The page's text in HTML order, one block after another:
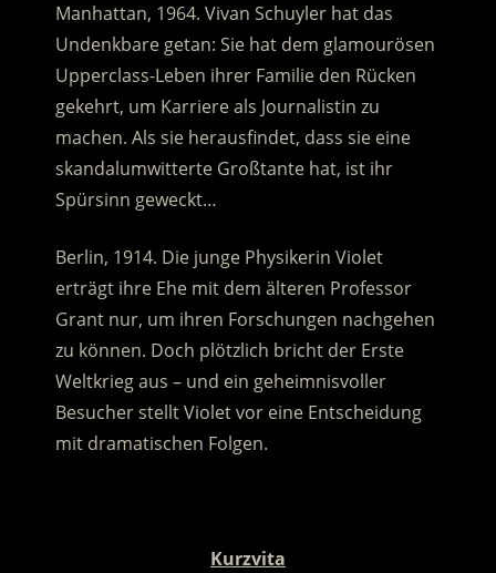
Manhattan, 1964. Vivan Schuyler hat das
Undenkbare getan: Sie hat dem glamourösen
Upperclass-Leben ihrer Familie den Rücken
gekehrt, um Karriere als Journalistin zu
machen. Als sie herausfindet, dass sie eine
skandalumwitterte Großtante hat, ist ihr
Spürsinn geweckt…
Berlin, 1914. Die junge Physikerin Violet
erträgt ihre Ehe mit dem älteren Professor
Grant nur, um ihren Forschungen nachgehen
zu können. Doch plötzlich bricht der Erste
Weltkrieg aus – und ein geheimnisvoller
Besucher stellt Violet vor eine Entscheidung
mit dramatischen Folgen.
Kurzvita